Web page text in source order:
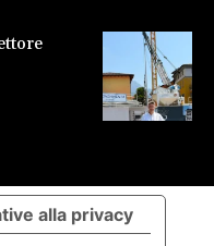
alla privacy